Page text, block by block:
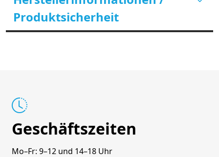
Produktsicherheit
Geschäftszeiten
Mo–Fr: 9–12 und 14–18 Uhr